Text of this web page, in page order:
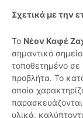
Σχετικά με την
Το Νέον Καφέ
σημαντικό
τοποθετημένο σε
προβλήτα. Το
οποία
παρασκευάζονται
υλικά,